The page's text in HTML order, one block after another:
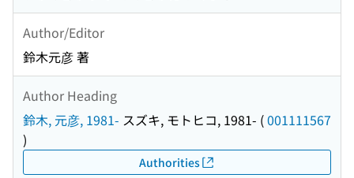
Author/Editor
鈴木元彦 著
Author Heading
鈴木, 元彦, 1981- スズキ, モトヒコ, 1981- (001111567
)
Authorities